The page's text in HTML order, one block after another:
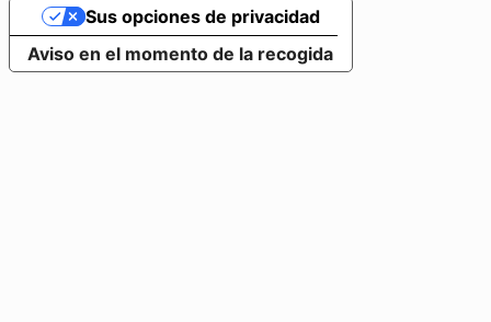
Aviso en el momento de la recogida
Sus opciones de privacidad